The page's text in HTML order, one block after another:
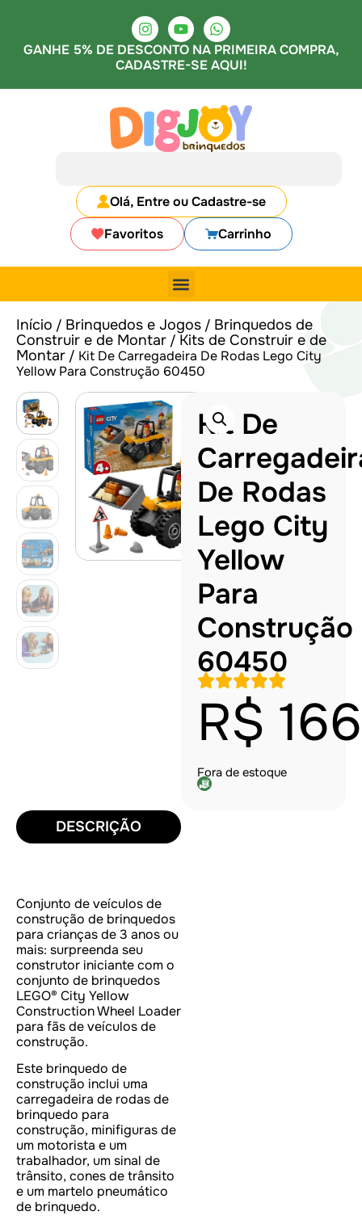
GANHE 5% DE DESCONTO NA PRIMEIRA COMPRA,
CADASTRE-SE AQUI!
Olá, Entre ou Cadastre-se
Favoritos
Carrinho
Início / Brinquedos e Jogos / Brinquedos de
Construir e de Montar / Kits de Construir e de
Montar / Kit De Carregadeira De Rodas Lego City
Yellow Para Construção 60450
Kit De
De Rodas
Lego City
Yellow
Para
Construção
60450
R$
Fora de estoque
DESCRIÇÃO
Conjunto de veículos de
construção de brinquedos
para crianças de 3 anos ou
mais: surpreenda seu
construtor iniciante com o
conjunto de brinquedos
LEGO® City Yellow
Construction Wheel Loader
para fãs de veículos de
construção.
Este brinquedo de
construção inclui uma
carregadeira de rodas de
brinquedo para
construção, minifiguras de
um motorista e um
trabalhador, um sinal de
trânsito, cones de trânsito
e um martelo pneumático
de brinquedo.